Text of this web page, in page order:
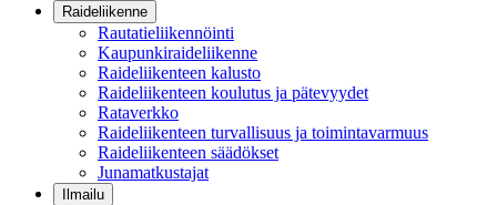
Raideliikenne
Rautatieliikennöinti
Kaupunkiraideliikenne
Raideliikenteen kalusto
Raideliikenteen koulutus ja pätevyydet
Rataverkko
Raideliikenteen turvallisuus ja toimintavarmuus
Raideliikenteen säädökset
Junamatkustajat
Ilmailu